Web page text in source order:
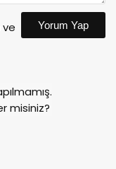
Yorum Yap
misiniz?